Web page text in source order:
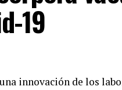
19
innovación de los